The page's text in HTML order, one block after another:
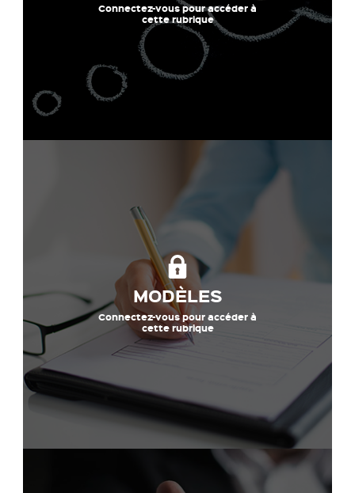
Connectez-vous pour accéder à
cette rubrique
MODÈLES
Connectez-vous pour accéder à
cette rubrique